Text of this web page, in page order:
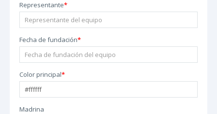
Representante*
Fecha de fundación*
Color principal*
Madrina